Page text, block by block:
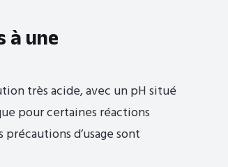
à une
très acide, avec un pH situé
pour certaines réactions
d’usage sont